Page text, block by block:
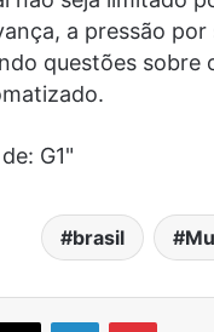
a pressão
questões
G1"
brasil
X LinkedinPinterest